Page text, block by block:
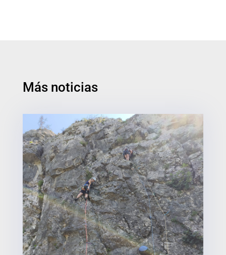
Más noticias